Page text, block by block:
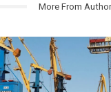
More From Author